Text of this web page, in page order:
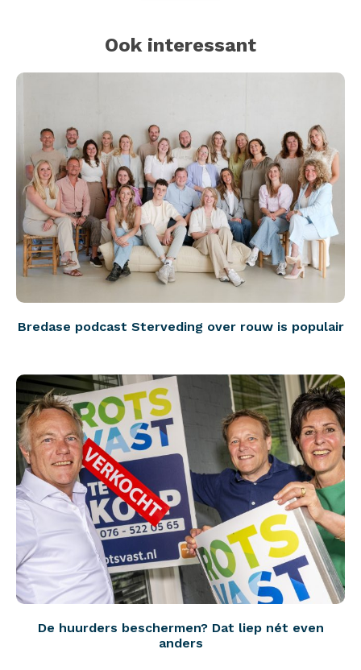
Ook interessant
Bredase podcast Sterveding over rouw is populair
De huurders beschermen? Dat liep nét even
anders